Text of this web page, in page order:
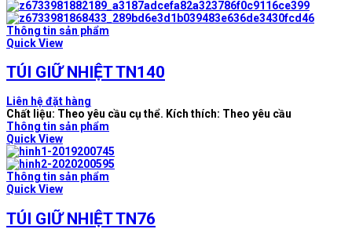
Thông tin sản phẩm
Quick View
TÚI GIỮ NHIỆT TN140
Liên hệ đặt hàng
Chất liệu: Theo yêu cầu cụ thể. Kích thích: Theo yêu cầu
Thông tin sản phẩm
Quick View
Thông tin sản phẩm
Quick View
TÚI GIỮ NHIỆT TN76